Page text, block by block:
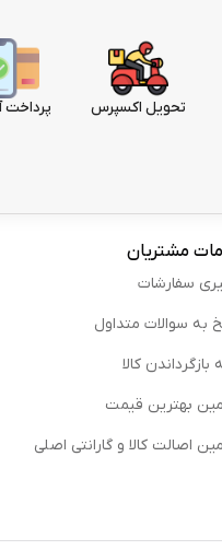
تحویل اکسپرس پرداخت
مشتریان
سفارشات
به سوالات متداول
بازگرداندن کالا
بهترین قیمت
اصالت کالا و گارانتی اصلی